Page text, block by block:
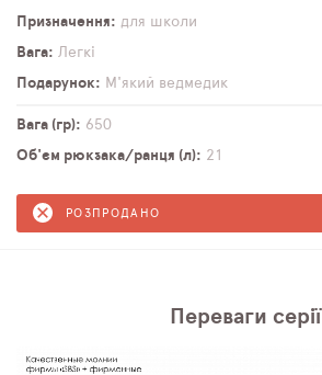
Призначення
для школи
Вага
Легкі
Подарунок
М'який ведмедик
Вага (гр)
650
Об'єм рюкзака/ранця (л)
21
РОЗПРОДАНО
Переваги серії